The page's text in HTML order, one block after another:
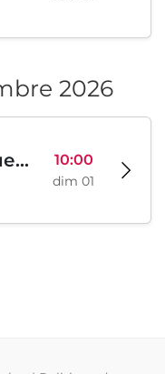
2026
dōTERRA бизнес ден в Русе 10:00
dim 01